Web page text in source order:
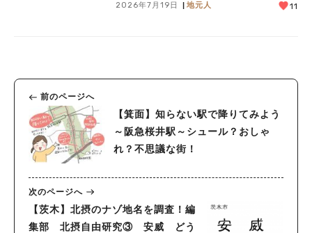
2026年7月19日 地元人 11
前のページへ
【箕面】知らない駅で降りてみよう
～阪急桜井駅～シュール？おしゃ
れ？不思議な街！
次のページへ
【茨木】北摂のナゾ地名を調査！編
集部 北摂自由研究③ 安威 どう